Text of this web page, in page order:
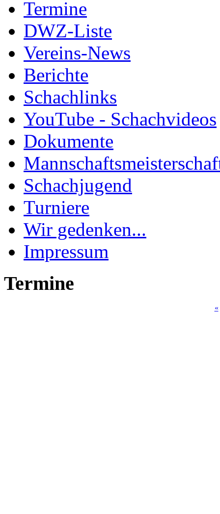
Termine
DWZ-Liste
Vereins-News
Berichte
Schachlinks
YouTube - Schachvideos
Dokumente
Schachjugend
Turniere
Wir gedenken...
Impressum
Termine
«